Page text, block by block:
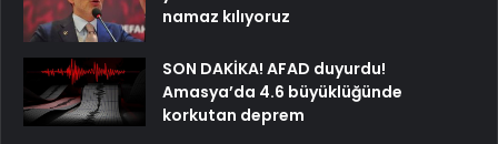
namaz kılıyoruz
SON DAKİKA! AFAD duyurdu!
Amasya’da 4.6 büyüklüğünde
korkutan deprem